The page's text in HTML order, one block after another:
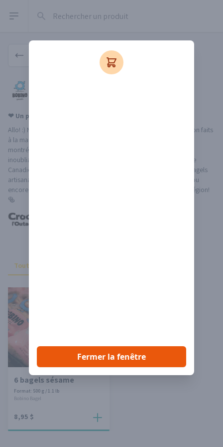
Open sidebar
Boutique producteur
❤ Un petit mot sur le producteur & ses produits
Allo! :) Nous sommes Bobino et nous fabriquons des bagels maison faits
à la main et cuits au four à bois selon la méthode traditionnelle
montréalaise, ce qui leur donne une saveur unique et une texture
inoubliable. Nous sommes situé à Hull, tout juste en face du Musée
Canadien de l'Histoire! Nous sommes très fiers de partager nos bagels
artisanaux au Marché de l’Outaouais. Ils sont délicieux tels quels ou
encore mieux, accompagnés d’autres savoureux produits de la région!
🥯
Toutes
6 bagels sésame
Format: 500 g / 1.1 lb
Bobino Bagel
8,95 $
Fermer la fenêtre